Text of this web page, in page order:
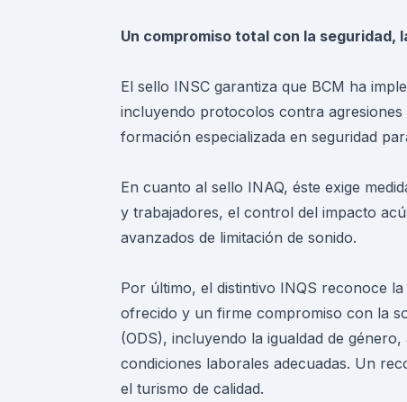
Un compromiso total con la seguridad,
El sello INSC garantiza que BCM ha
incluyendo protocolos contra
formación especializada en seguridad
En cuanto al sello INAQ, éste exige
y trabajadores, el control del impacto
avanzados de limitación de sonido.
Por último, el distintivo INQS reconoce
ofrecido y un firme compromiso con la
(ODS), incluyendo la igualdad de
condiciones laborales adecuadas. Un
el turismo de calidad.